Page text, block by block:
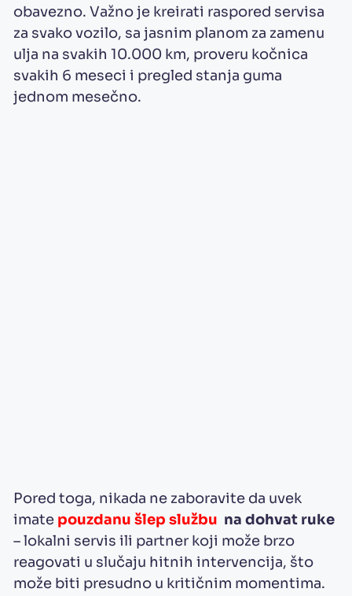
obavezno. Važno je kreirati raspored servisa
za svako vozilo, sa jasnim planom za zamenu
ulja na svakih 10.000 km, proveru kočnica
svakih 6 meseci i pregled stanja guma
jednom mesečno.
Pored toga, nikada ne zaboravite da uvek
imate pouzdanu šlep službu na dohvat ruke
– lokalni servis ili partner koji može brzo
reagovati u slučaju hitnih intervencija, što
može biti presudno u kritičnim momentima.